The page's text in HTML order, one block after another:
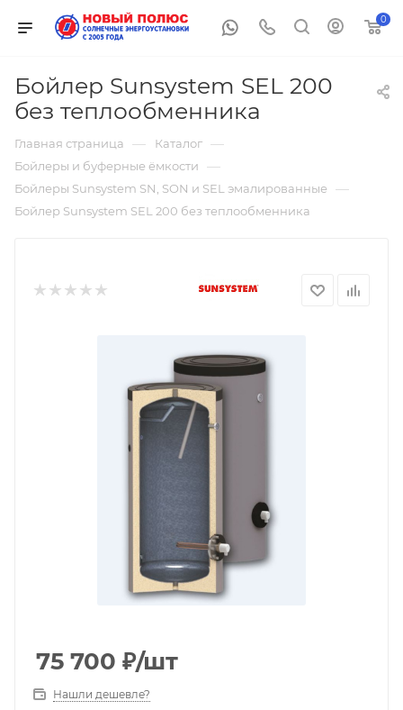
0
Бойлер Sunsystem SEL 200
без теплообменника
Главная страница — Каталог —
Бойлеры и буферные ёмкости —
Бойлеры Sunsystem SN, SON и SEL эмалированные —
Бойлер Sunsystem SEL 200 без теплообменника
75 700 ₽/шт
Нашли дешевле?